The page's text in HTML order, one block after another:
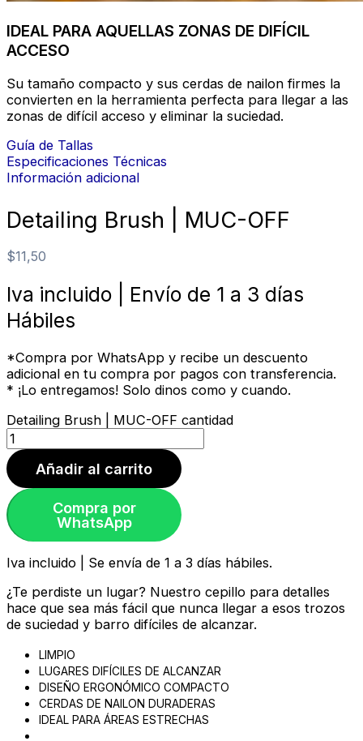
IDEAL PARA AQUELLAS ZONAS DE DIFÍCIL
ACCESO
Su tamaño compacto y sus cerdas de nailon firmes la
convierten en la herramienta perfecta para llegar a las
zonas de difícil acceso y eliminar la suciedad.
Guía de Tallas
Especificaciones Técnicas
Información adicional
Detailing Brush | MUC-OFF
$11,50
Iva incluido | Envío de 1 a 3 días
Hábiles
*Compra por WhatsApp y recibe un descuento
adicional en tu compra por pagos con transferencia.
* ¡Lo entregamos! Solo dinos como y cuando.
Detailing Brush | MUC-OFF cantidad
Añadir al carrito
Compra por
WhatsApp
Iva incluido | Se envía de 1 a 3 días hábiles.
¿Te perdiste un lugar? Nuestro cepillo para detalles
hace que sea más fácil que nunca llegar a esos trozos
de suciedad y barro difíciles de alcanzar.
LIMPIO
LUGARES DIFÍCILES DE ALCANZAR
DISEÑO ERGONÓMICO COMPACTO
CERDAS DE NAILON DURADERAS
IDEAL PARA ÁREAS ESTRECHAS